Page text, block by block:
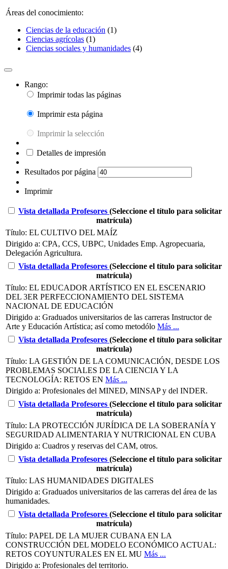
Áreas del conocimiento:
Ciencias de la educación (1)
Ciencias agrícolas (1)
Ciencias sociales y humanidades (4)
Rango:
Imprimir todas las páginas
Imprimir esta página
Imprimir la selección
Detalles de impresión
Resultados por página
Imprimir
Vista detallada Profesores (Seleccione el título para solicitar
matrícula)
Título: EL CULTIVO DEL MAÍZ
Dirigido a: CPA, CCS, UBPC, Unidades Emp. Agropecuaria,
Delegación Agricultura.
Vista detallada Profesores (Seleccione el título para solicitar
matrícula)
Título: EL EDUCADOR ARTÍSTICO EN EL ESCENARIO
DEL 3ER PERFECCIONAMIENTO DEL SISTEMA
NACIONAL DE EDUCACIÓN
Dirigido a: Graduados universitarios de las carreras Instructor de
Arte y Educación Artística; así como metodólo Más ...
Vista detallada Profesores (Seleccione el título para solicitar
matrícula)
Título: LA GESTIÓN DE LA COMUNICACIÓN, DESDE LOS
PROBLEMAS SOCIALES DE LA CIENCIA Y LA
TECNOLOGÍA: RETOS EN Más ...
Dirigido a: Profesionales del MINED, MINSAP y del INDER.
Vista detallada Profesores (Seleccione el título para solicitar
matrícula)
Título: LA PROTECCIÓN JURÍDICA DE LA SOBERANÍA Y
SEGURIDAD ALIMENTARIA Y NUTRICIONAL EN CUBA
Dirigido a: Cuadros y reservas del CAM, otros.
Vista detallada Profesores (Seleccione el título para solicitar
matrícula)
Título: LAS HUMANIDADES DIGITALES
Dirigido a: Graduados universitarios de las carreras del área de las
humanidades.
Vista detallada Profesores (Seleccione el título para solicitar
matrícula)
Título: PAPEL DE LA MUJER CUBANA EN LA
CONSTRUCCIÓN DEL MODELO ECONÓMICO ACTUAL:
RETOS COYUNTURALES EN EL MU Más ...
Dirigido a: Profesionales del territorio.